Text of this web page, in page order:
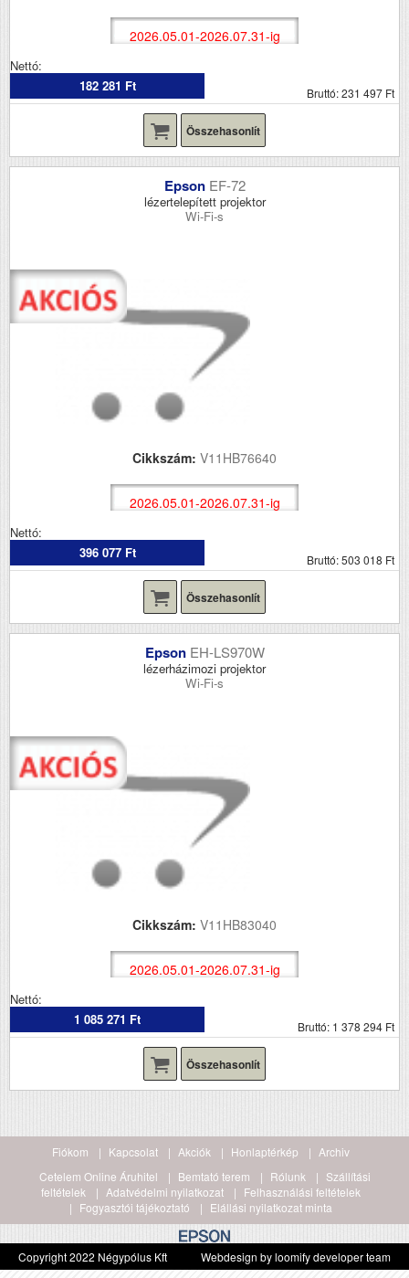
2026.05.01-2026.07.31-ig
Nettó:
182 281 Ft
Bruttó: 231 497 Ft
Összehasonlít
Epson EF-72
lézertelepített projektor
Wi-Fi-s
Cikkszám: V11HB76640
2026.05.01-2026.07.31-ig
Nettó:
396 077 Ft
Bruttó: 503 018 Ft
Összehasonlít
Epson EH-LS970W
lézerházimozi projektor
Wi-Fi-s
Cikkszám: V11HB83040
2026.05.01-2026.07.31-ig
Nettó:
1 085 271 Ft
Bruttó: 1 378 294 Ft
Összehasonlít
Fiókom Kapcsolat Akciók Honlaptérkép
Archiv
Cetelem Online Áruhitel
Bemtató terem Rólunk
Szállítási
feltételek
Adatvédelmi nyilatkozat
Felhasználási feltételek
Fogyasztói tájékoztató
Elállási nyilatkozat minta
Copyright 2022 Négypólus Kft Webdesign by loomify developer team